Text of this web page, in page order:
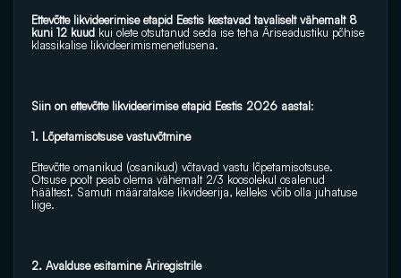
Ettevõtte likvideerimise etapid Eestis kestavad tavaliselt vähemalt 8
kuni 12 kuud kui olete otsutanud seda ise teha Äriseadustiku põhise
klassikalise likvideerimismenetlusena.
Siin on ettevõtte likvideerimise etapid Eestis 2026 aastal:
1. Lõpetamisotsuse vastuvõtmine
Ettevõtte omanikud (osanikud) võtavad vastu lõpetamisotsuse.
Otsuse poolt peab olema vähemalt 2/3 koosolekul osalenud
häältest. Samuti määratakse likvideerija, kelleks võib olla juhatuse
liige.
2. Avalduse esitamine Äriregistrile